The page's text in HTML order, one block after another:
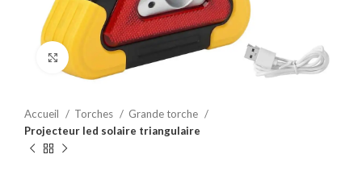
Click to enlarge
Accueil Torches
Grande torche
Projecteur led solaire triangulaire